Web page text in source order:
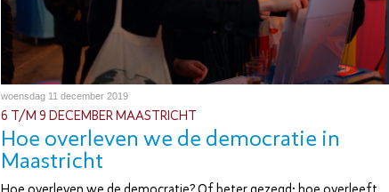
woensdag 11 december 2019
6 T/M 9 DECEMBER MAAS­TRICHT
Hoe overleven we de de­mo­cra­tie in
Maas­tricht